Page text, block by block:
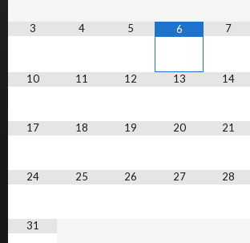
3 4 5 6 7
10 11 12 13 14
17 18 19 20 21
24 25 26 27 28
31